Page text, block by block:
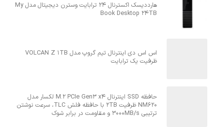
هارددیسک اکسترنال 24 ترابایت وسترن دیجیتال مدل My
Book Desktop 24TB
اس اس دی اینترنال تیم گروپ مدل VOLCAN Z 1TB
ظرفیت یک ترابایت
حافظه SSD اینترنال M.2 PCIe Gen3 x4 لکسار مدل
NM620 ظرفیت 2TB با حافظه فلش TLC، سرعت نوشتن
ترتیبی 3000MB/s و مقاومت در برابر شوک